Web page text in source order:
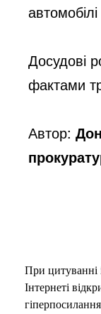
Досудові
фактами
Автор:
При цитуванні
Інтернеті